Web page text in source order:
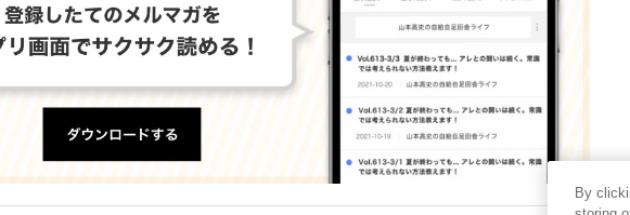
By